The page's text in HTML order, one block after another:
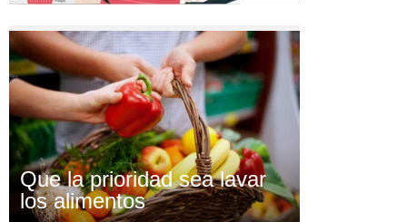
Que la prioridad sea lavar
los alimentos